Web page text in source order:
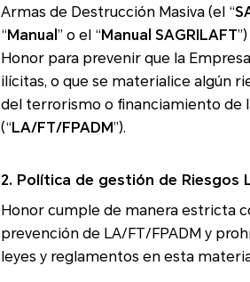
Armas de Destrucción Masiva (el “
“Manual ” o el “Manual SAGRILAFT”) documenta la política y los lineamientos establecidos por
Honor para prevenir que la Empresa sea utilizada como
ilícitas, o que se materialice algún riesgo
del terrorismo o financiamiento de
(“LA/FT/FPADM”).
2. Política de gestión de Riesgos
Honor cumple de manera estricta con todas
prevención de LA/FT/FPADM y prohíbe
leyes y reglamentos en esta